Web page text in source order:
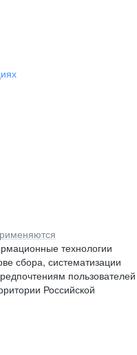
технологии
сбора, систематизации
пользователей
Российской